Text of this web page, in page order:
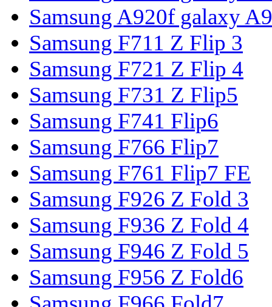
Samsung A920f galaxy
Samsung F711 Z Flip 3
Samsung F721 Z Flip 4
Samsung F731 Z Flip5
Samsung F741 Flip6
Samsung F766 Flip7
Samsung F761 Flip7 FE
Samsung F926 Z Fold 3
Samsung F936 Z Fold 4
Samsung F946 Z Fold 5
Samsung F956 Z Fold6